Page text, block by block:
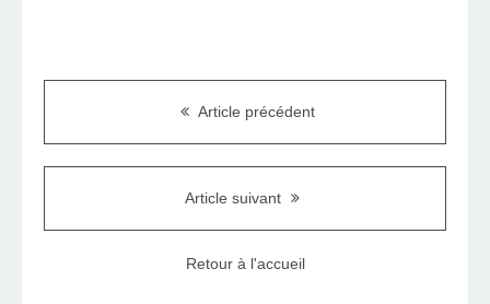
Article précédent
Article suivant
Retour à l'accueil